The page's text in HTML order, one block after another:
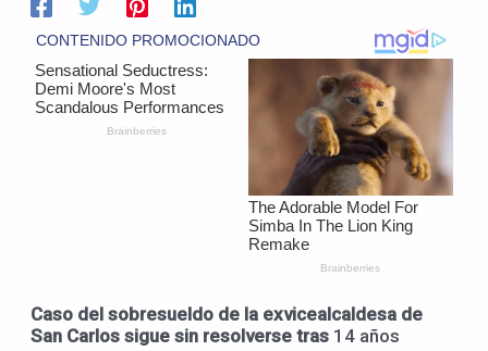
Caso del sobresueldo de la exvicealcaldesa de
San Carlos sigue sin resolverse tras 14 años